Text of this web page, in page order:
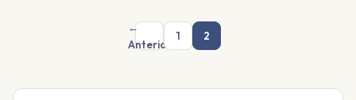
←
Anterior
1 2